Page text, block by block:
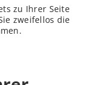
zu Ihrer Seite
zweifellos die